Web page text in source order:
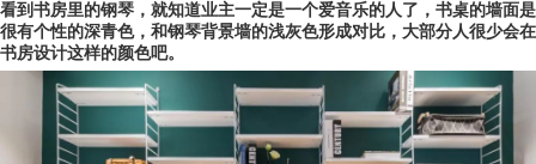
看到书房里的钢琴，就知道业主一定是一个爱音乐的人了，书桌的墙面是
很有个性的深青色，和钢琴背景墙的浅灰色形成对比，大部分人很少会在
书房设计这样的颜色吧。